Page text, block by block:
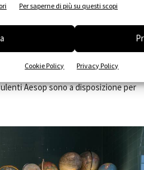
Per saperne di più su questi scopi
Cookie Policy Privacy Policy
in ottone e decorazioni in vetro
esplorare e scegliere tra linee
Aesop sono a disposizione per